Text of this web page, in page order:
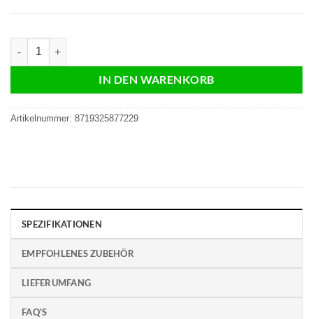
DS7150 Budget | 4,3 "Bildschirm | schwarz | 2 Draht Menge
IN DEN WARENKORB
Artikelnummer: 8719325877229
SPEZIFIKATIONEN
EMPFOHLENES ZUBEHÖR
LIEFERUMFANG
FAQ'S